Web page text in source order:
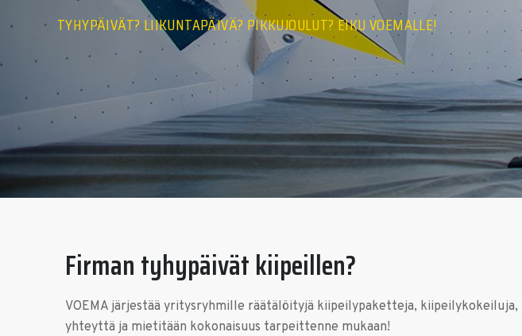
TYHYPÄIVÄT? LIIKUNTAPÄIVÄ? PIKKUJOULUT? EIKU VOEMALLE!
Firman tyhypäivät kiipeillen?
VOEMA järjestää yritysryhmille räätälöityjä kiipeilypaketteja,
yhteyttä ja mietitään kokonaisuus tarpeittenne mukaan!